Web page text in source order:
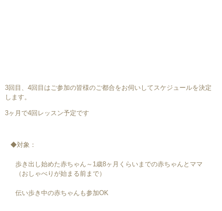
3回目、4回目はご参加の皆様のご都合をお伺いしてスケジュールを決定
します。
3ヶ月で4回レッスン予定です
◆対象：
歩き出し始めた赤ちゃん～1歳8ヶ月くらいまでの赤ちゃんとママ
（おしゃべりが始まる前まで）
伝い歩き中の赤ちゃんも参加OK